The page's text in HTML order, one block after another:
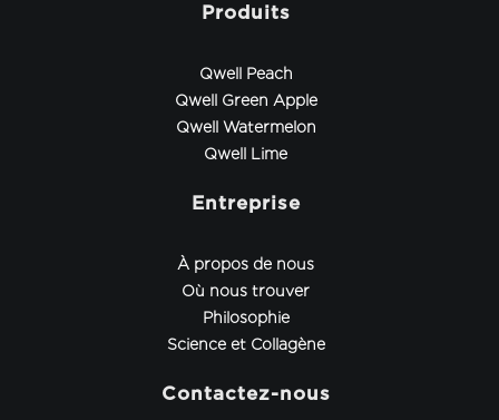
Produits
Qwell Peach
Qwell Green Apple
Qwell Watermelon
Qwell Lime
Entreprise
À propos de nous
Où nous trouver
Philosophie
Science et Collagène
Contactez-nous